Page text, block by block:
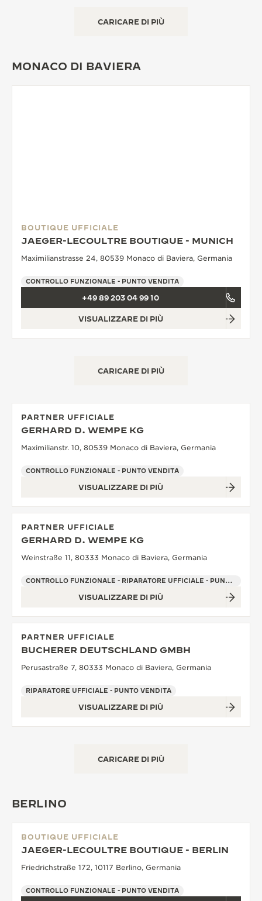
CARICARE DI PIÙ
MONACO DI BAVIERA
BOUTIQUE UFFICIALE
JAEGER-LECOULTRE BOUTIQUE - MUNICH
Maximilianstrasse 24, 80539 Monaco di Baviera, Germania
CONTROLLO FUNZIONALE - PUNTO VENDITA
+49 89 203 04 99 10
VISUALIZZARE DI PIÙ
CARICARE DI PIÙ
PARTNER UFFICIALE
GERHARD D. WEMPE KG
Maximilianstr. 10, 80539 Monaco di Baviera, Germania
CONTROLLO FUNZIONALE - PUNTO VENDITA
VISUALIZZARE DI PIÙ
PARTNER UFFICIALE
GERHARD D. WEMPE KG
Weinstraße 11, 80333 Monaco di Baviera, Germania
CONTROLLO FUNZIONALE - RIPARATORE UFFICIALE - PUNTO VENDITA
VISUALIZZARE DI PIÙ
PARTNER UFFICIALE
BUCHERER DEUTSCHLAND GMBH
Perusastraße 7, 80333 Monaco di Baviera, Germania
RIPARATORE UFFICIALE - PUNTO VENDITA
VISUALIZZARE DI PIÙ
CARICARE DI PIÙ
BERLINO
BOUTIQUE UFFICIALE
JAEGER-LECOULTRE BOUTIQUE - BERLIN
Friedrichstraße 172, 10117 Berlino, Germania
CONTROLLO FUNZIONALE - PUNTO VENDITA